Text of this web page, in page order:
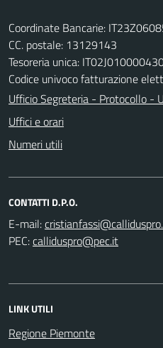
Coordinate Bancarie:
CC. postale: 13129143
Tesoreria unica:
Codice univoco fatturazione
Ufficio Segreteria - Protocollo -
Uffici e orari
Numeri utili
CONTATTI D.P.O.
E-mail:
PEC:
LINK UTILI
Regione Piemonte